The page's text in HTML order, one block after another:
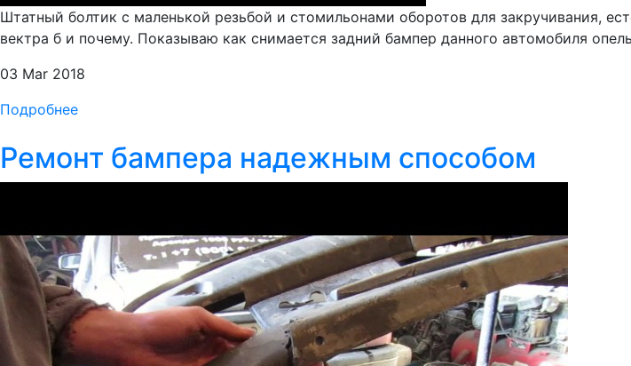
Штатный болтик с маленькой резьбой и стомильонами оборотов для закручивания,
вектра б и почему. Показываю как снимается задний бампер данного автомобиля
03 Mar 2018
Подробнее
Ремонт бампера надежным способом